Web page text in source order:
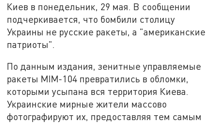
Киев в понедельник, 29 мая. В сообщении
подчеркивается, что бомбили столицу
Украины не русские ракеты, а "американские
патриоты".
По данным издания, зенитные управляемые
ракеты MIM-104 превратились в обломки,
которыми усыпана вся территория Киева.
Украинские мирные жители массово
фотографируют их, предоставляя тем самым